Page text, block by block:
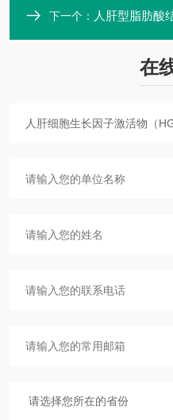
下一个： 人肝型脂肪酸结
在